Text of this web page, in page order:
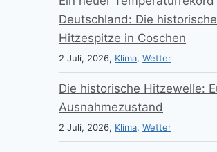
Deutschland: Die historische
Hitzespitze in Coschen
2 Juli, 2026, Klima, Wetter
Die historische Hitzewelle:
Ausnahmezustand
2 Juli, 2026, Klima, Wetter